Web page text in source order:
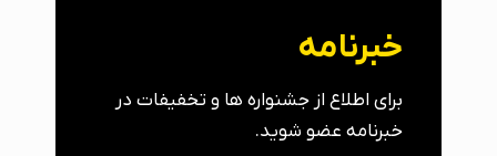
خبرنامه
برای اطلاع از جشنواره ها و تخفیفات در
خبرنامه عضو شوید.